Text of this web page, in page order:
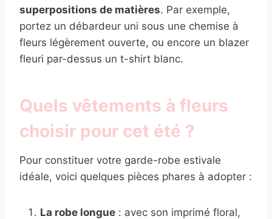
superpositions de matières. Par exemple,
portez un débardeur uni sous une chemise à
fleurs légèrement ouverte, ou encore un blazer
fleuri par-dessus un t-shirt blanc.
Quels vêtements à fleurs
choisir pour cet été ?
Pour constituer votre garde-robe estivale
idéale, voici quelques pièces phares à adopter :
La robe longue : avec son imprimé floral,